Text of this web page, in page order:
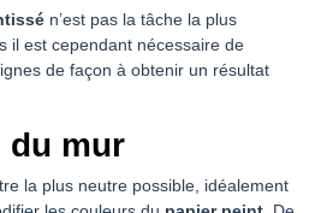
n’est pas la tâche la plus
il est cependant nécessaire de
de façon à obtenir un résultat
du mur
la plus neutre possible, idéalement